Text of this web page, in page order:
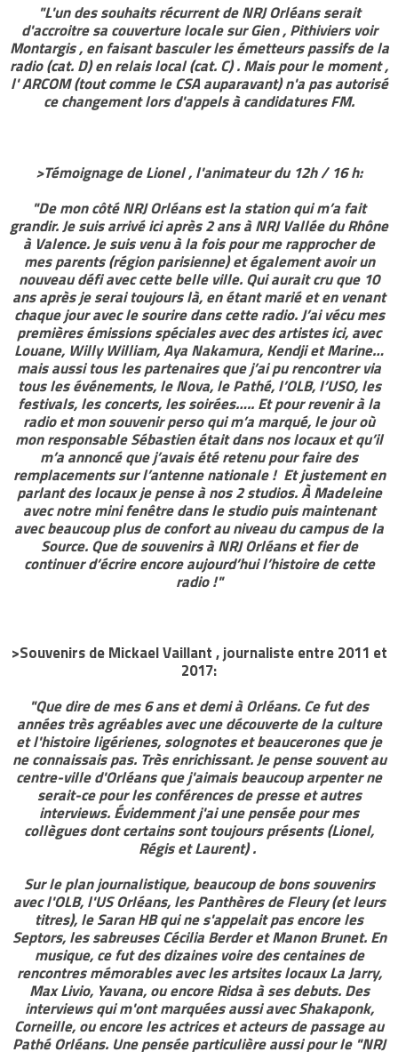
"L'un des souhaits récurrent de NRJ Orléans serait
d'accroitre sa couverture locale sur Gien , Pithiviers voir
Montargis , en faisant basculer les émetteurs passifs de la
radio (cat. D) en relais local (cat. C) . Mais pour le moment ,
l' ARCOM (tout comme le CSA auparavant) n'a pas autorisé
ce changement lors d'appels à candidatures FM.
>Témoignage de Lionel , l'animateur du 12h / 16 h:
"De mon côté NRJ Orléans est la station qui m’a fait
grandir. Je suis arrivé ici après 2 ans à NRJ Vallée du Rhône
à Valence. Je suis venu à la fois pour me rapprocher de
mes parents (région parisienne) et également avoir un
nouveau défi avec cette belle ville. Qui aurait cru que 10
ans après je serai toujours là, en étant marié et en venant
chaque jour avec le sourire dans cette radio. J’ai vécu mes
premières émissions spéciales avec des artistes ici, avec
Louane, Willy William, Aya Nakamura, Kendji et Marine…
mais aussi tous les partenaires que j’ai pu rencontrer via
tous les événements, le Nova, le Pathé, l’OLB, l’USO, les
festivals, les concerts, les soirées….. Et pour revenir à la
radio et mon souvenir perso qui m’a marqué, le jour où
mon responsable Sébastien était dans nos locaux et qu’il
m’a annoncé que j’avais été retenu pour faire des
remplacements sur l’antenne nationale ! Et justement en
parlant des locaux je pense à nos 2 studios. À Madeleine
avec notre mini fenêtre dans le studio puis maintenant
avec beaucoup plus de confort au niveau du campus de la
Source. Que de souvenirs à NRJ Orléans et fier de
continuer d’écrire encore aujourd’hui l’histoire de cette
radio !"
>Souvenirs de Mickael Vaillant , journaliste entre 2011 et
2017:
"Que dire de mes 6 ans et demi à Orléans. Ce fut des
années très agréables avec une découverte de la culture
et l'histoire ligérienes, solognotes et beaucerones que je
ne connaissais pas. Très enrichissant. Je pense souvent au
centre-ville d'Orléans que j'aimais beaucoup arpenter ne
serait-ce pour les conférences de presse et autres
interviews. Évidemment j'ai une pensée pour mes
collègues dont certains sont toujours présents (Lionel,
Régis et Laurent) .
Sur le plan journalistique, beaucoup de bons souvenirs
avec l'OLB, l'US Orléans, les Panthères de Fleury (et leurs
titres), le Saran HB qui ne s'appelait pas encore les
Septors, les sabreuses Cécilia Berder et Manon Brunet. En
musique, ce fut des dizaines voire des centaines de
rencontres mémorables avec les artsites locaux La Jarry,
Max Livio, Yavana, ou encore Ridsa à ses debuts. Des
interviews qui m'ont marquées aussi avec Shakaponk,
Corneille, ou encore les actrices et acteurs de passage au
Pathé Orléans. Une pensée particulière aussi pour le "NRJ